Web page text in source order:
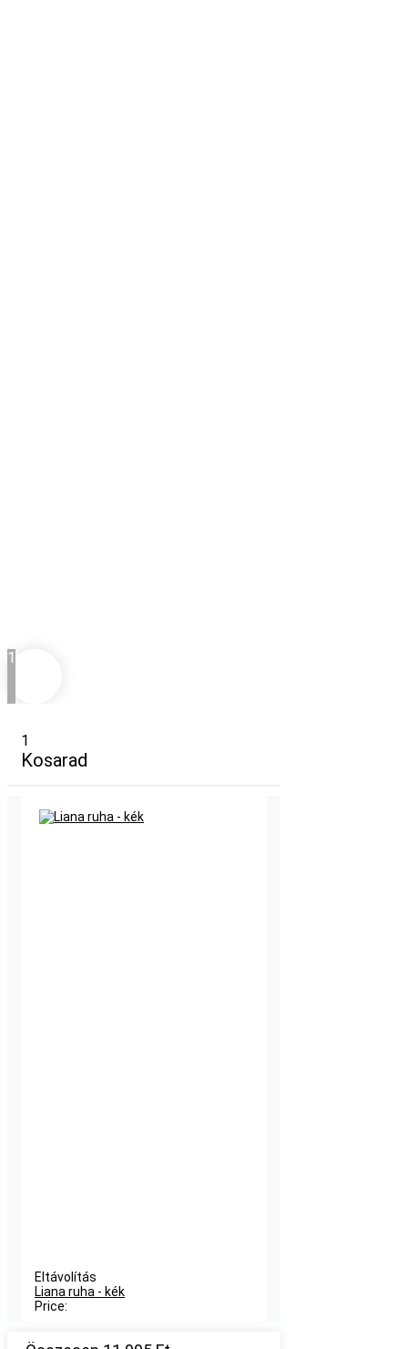
1
1
Kosarad
Eltávolítás
Liana ruha - kék
Price: